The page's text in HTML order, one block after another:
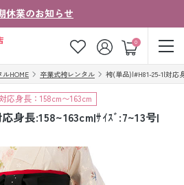
休業のお知らせ
0
ログイン カート
ご注文の流れ
お客様の声
HOME 卒業式袴レンタル 袴(単品)|#H81-25-1|対応
対応身長：158cm〜163cm
身長:158~163cm|ｻｲｽﾞ:7~13号|